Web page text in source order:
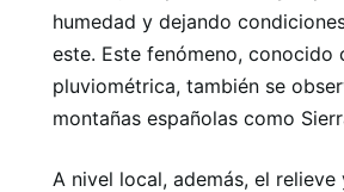
humedad y dejando
este. Este fenómeno, conocido
pluviométrica, también se
montañas españolas como
A nivel local, además, el relieve